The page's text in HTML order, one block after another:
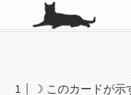
☽ このカードが示